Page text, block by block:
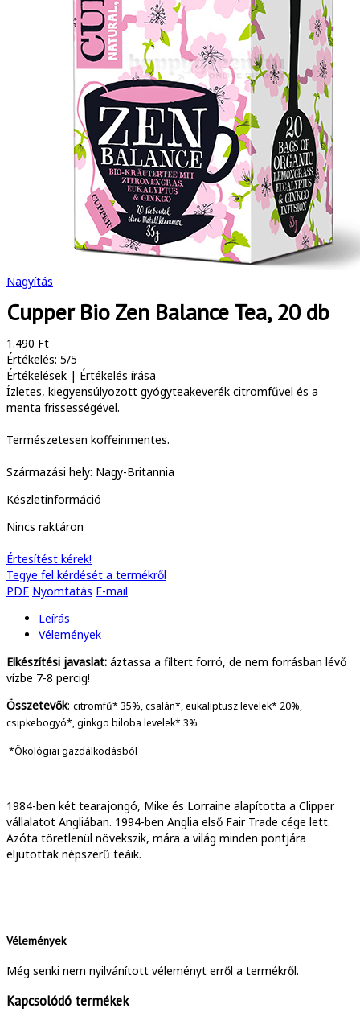
Nagyítás
Cupper Bio Zen Balance Tea, 20 db
1.490 Ft
Értékelés: 5/5
Értékelések | Értékelés írása
Ízletes, kiegyensúlyozott gyógyteakeverék citromfűvel és a
menta frissességével.
Természetesen koffeinmentes.
Származási hely: Nagy-Britannia
Készletinformáció
Nincs raktáron
Értesítést kérek!
Tegye fel kérdését a termékről
PDF Nyomtatás E-mail
Leírás
Vélemények
Elkészítési javaslat: áztassa a filtert forró, de nem forrásban lévő
vízbe 7-8 percig!
Összetevők: citromfű* 35%, csalán*, eukaliptusz levelek* 20%,
csipkebogyó*, ginkgo biloba levelek* 3%
*Ökológiai gazdálkodásból
1984-ben két tearajongó, Mike és Lorraine alapította a Clipper
vállalatot Angliában. 1994-ben Anglia első Fair Trade cége lett.
Azóta töretlenül növekszik, mára a világ minden pontjára
eljutottak népszerű teáik.
Vélemények
Még senki nem nyilvánított véleményt erről a termékről.
Kapcsolódó termékek